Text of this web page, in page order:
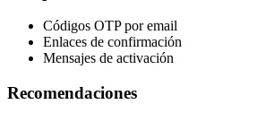
Códigos OTP por email
Enlaces de confirmación
Mensajes de activación
Recomendaciones